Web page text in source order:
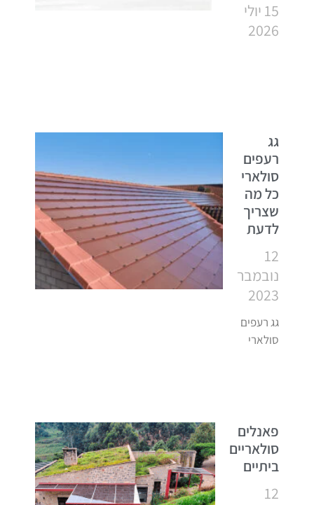
15 יולי
2026
גג
רעפים
סולארי
כל מה
שצריך
לדעת
12
נובמבר
2023
גג רעפים
סולארי
פאנלים
סולאריים
ביתיים
12